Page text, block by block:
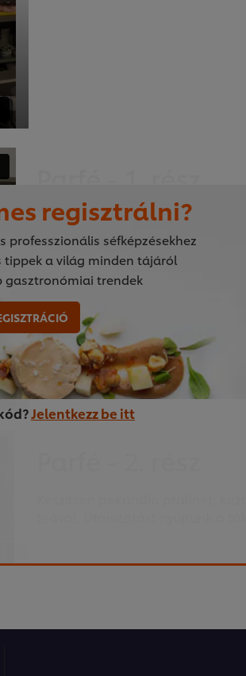
Tanulja meg egy növényi alapú
alapanyagokat vegán
sütés hőmérsékletét és idejét
regisztrálni?
professzionális séfképzésekhez
tippek a világ minden tájáról
gasztronómiai trendek
Jelentkezz be itt